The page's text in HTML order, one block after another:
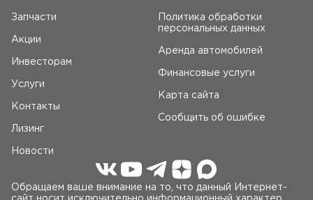
Запчасти
Акции
Инвесторам
Услуги
Контакты
Лизинг
Новости
Политика обработки
персональных данных
Аренда автомобилей
Финансовые услуги
Карта сайта
Сообщить об ошибке
Обращаем ваше внимание на то, что данный Интернет-